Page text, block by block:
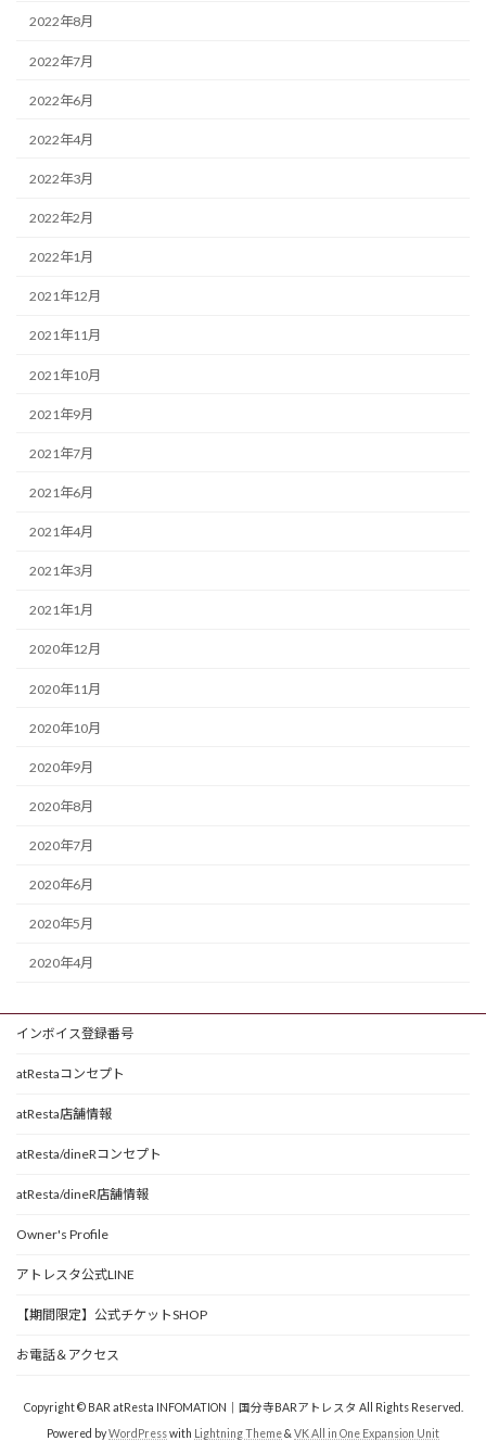
2022年8月
2022年7月
2022年6月
2022年4月
2022年3月
2022年2月
2022年1月
2021年12月
2021年11月
2021年10月
2021年9月
2021年7月
2021年6月
2021年4月
2021年3月
2021年1月
2020年12月
2020年11月
2020年10月
2020年9月
2020年8月
2020年7月
2020年6月
2020年5月
2020年4月
インボイス登録番号
atRestaコンセプト
atResta店舗情報
atResta/dineRコンセプト
atResta/dineR店舗情報
Owner's Profile
アトレスタ公式LINE
【期間限定】公式チケットSHOP
お電話＆アクセス
Copyright © BAR atResta INFOMATION｜国分寺BARアトレスタ All Rights Reserved.
Powered byWordPresswith Lightning Theme& VK All in One Expansion Unit